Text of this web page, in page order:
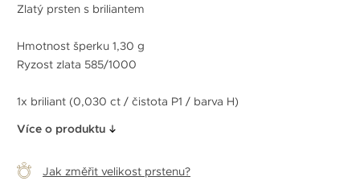
Zlatý prsten s briliantem
Hmotnost šperku 1,30 g
Ryzost zlata 585/1000
1x briliant (0,030 ct / čistota P1 / barva H)
Více o produktu
Jak změřit velikost prstenu?